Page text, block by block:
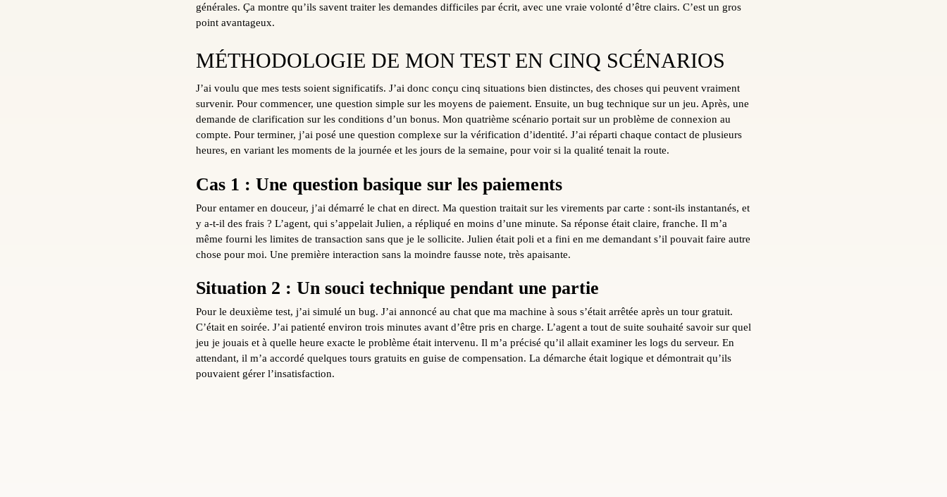
générales. Ça montre qu’ils savent traiter les demandes difficiles par écrit, avec une vraie volonté d’être clairs. C’est un gros
point avantageux.
MÉTHODOLOGIE DE MON TEST EN CINQ SCÉNARIOS
J’ai voulu que mes tests soient significatifs. J’ai donc conçu cinq situations bien distinctes, des choses qui peuvent vraiment
survenir. Pour commencer, une question simple sur les moyens de paiement. Ensuite, un bug technique sur un jeu. Après, une
demande de clarification sur les conditions d’un bonus. Mon quatrième scénario portait sur un problème de connexion au
compte. Pour terminer, j’ai posé une question complexe sur la vérification d’identité. J’ai réparti chaque contact de plusieurs
heures, en variant les moments de la journée et les jours de la semaine, pour voir si la qualité tenait la route.
Cas 1 : Une question basique sur les paiements
Pour entamer en douceur, j’ai démarré le chat en direct. Ma question traitait sur les virements par carte : sont-ils instantanés, et
y a-t-il des frais ? L’agent, qui s’appelait Julien, a répliqué en moins d’une minute. Sa réponse était claire, franche. Il m’a
même fourni les limites de transaction sans que je le sollicite. Julien était poli et a fini en me demandant s’il pouvait faire autre
chose pour moi. Une première interaction sans la moindre fausse note, très apaisante.
Situation 2 : Un souci technique pendant une partie
Pour le deuxième test, j’ai simulé un bug. J’ai annoncé au chat que ma machine à sous s’était arrêtée après un tour gratuit.
C’était en soirée. J’ai patienté environ trois minutes avant d’être pris en charge. L’agent a tout de suite souhaité savoir sur quel
jeu je jouais et à quelle heure exacte le problème était intervenu. Il m’a précisé qu’il allait examiner les logs du serveur. En
attendant, il m’a accordé quelques tours gratuits en guise de compensation. La démarche était logique et démontrait qu’ils
pouvaient gérer l’insatisfaction.